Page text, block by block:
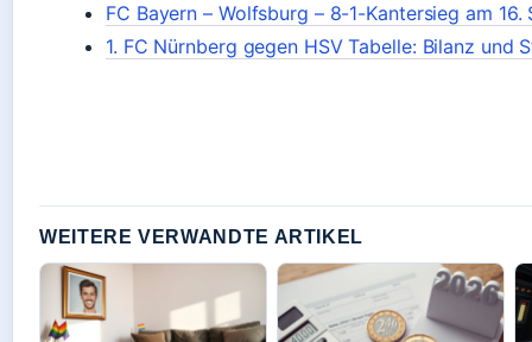
FC Bayern – Wolfsburg – 8-1-Kantersieg am 16.
1. FC Nürnberg gegen HSV Tabelle: Bilanz und
WEITERE VERWANDTE ARTIKEL